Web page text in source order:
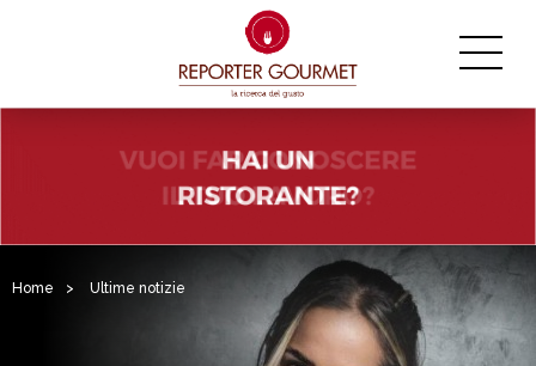
Home > Ultime notizie